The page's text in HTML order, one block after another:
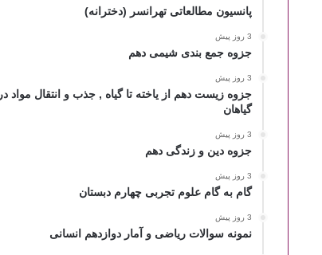
پانسیون مطالعاتی تهرانسر (دخترانه)
3 روز پیش
جزوه جمع بندی شیمی دهم
3 روز پیش
جزوه زیست دهم از یاخته تا گیاه , جذب و انتقال مواد در
گیاهان
3 روز پیش
جزوه دین و زندگی دهم
3 روز پیش
گام به گام علوم تجربی چهارم دبستان
3 روز پیش
نمونه سوالات ریاضی و آمار دوازدهم انسانی